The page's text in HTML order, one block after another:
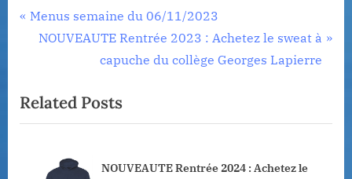
Navigation
P
i
o
Menus semaine du 06/11/2023
N
t
P
NOUVEAUTE Rentrée 2023 : Achetez le sweat à
capuche du collège Georges Lapierre
Related Posts
NOUVEAUTE Rentrée 2024 : Achetez le